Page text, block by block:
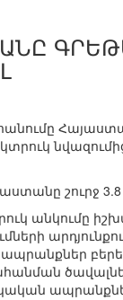
շուրջ 3.8
անկումը